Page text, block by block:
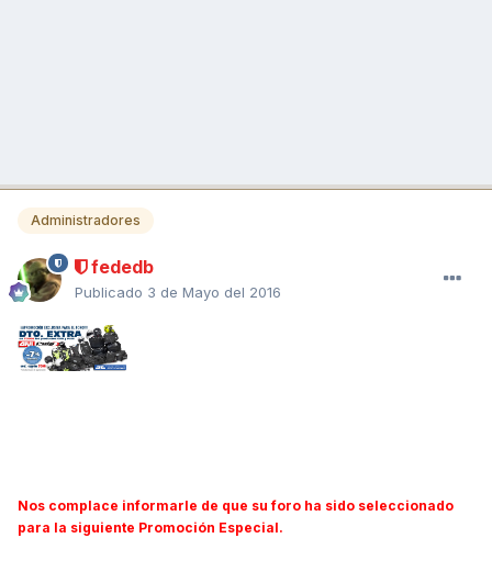
Administradores
fededb
Publicado 3 de Mayo del 2016
Nos complace informarle de que su foro ha sido seleccionado
para la siguiente Promoción Especial.